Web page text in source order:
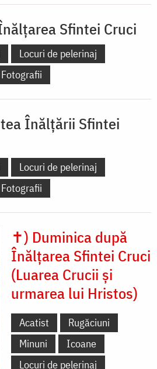
Sfintei Cruci
Locuri de pelerinaj
Fotografii
Înălţării Sfintei
Locuri de pelerinaj
Fotografii
✝) Duminica după
Înălțarea Sfintei Cruci
(Luarea Crucii și
urmarea lui Hristos)
Acatist
Rugăciuni
Minuni
Icoane
Locuri de pelerinaj